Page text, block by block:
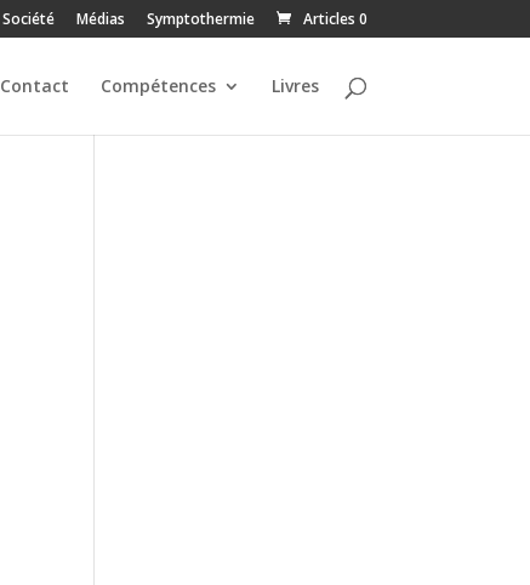
Société Médias Symptothermie Articles 0
Contact Compétences Livres